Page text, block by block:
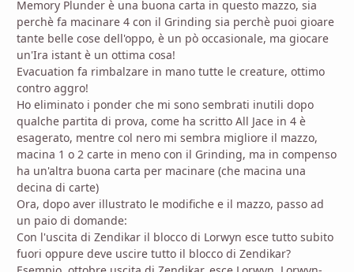
Memory Plunder è una buona carta in questo mazzo, sia
perchè fa macinare 4 con il Grinding sia perchè puoi gioare
tante belle cose dell'oppo, è un pò occasionale, ma giocare
un'Ira istant è un ottima cosa!
Evacuation fa rimbalzare in mano tutte le creature, ottimo
contro aggro!
Ho eliminato i ponder che mi sono sembrati inutili dopo
qualche partita di prova, come ha scritto All Jace in 4 è
esagerato, mentre col nero mi sembra migliore il mazzo,
macina 1 o 2 carte in meno con il Grinding, ma in compenso
ha un'altra buona carta per macinare (che macina una
decina di carte)
Ora, dopo aver illustrato le modifiche e il mazzo, passo ad
un paio di domande:
Con l'uscita di Zendikar il blocco di Lorwyn esce tutto subito
fuori oppure deve uscire tutto il blocco di Zendikar?